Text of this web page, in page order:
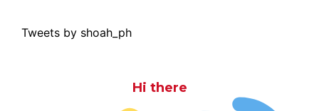
Tweets by shoah_ph
Hi there